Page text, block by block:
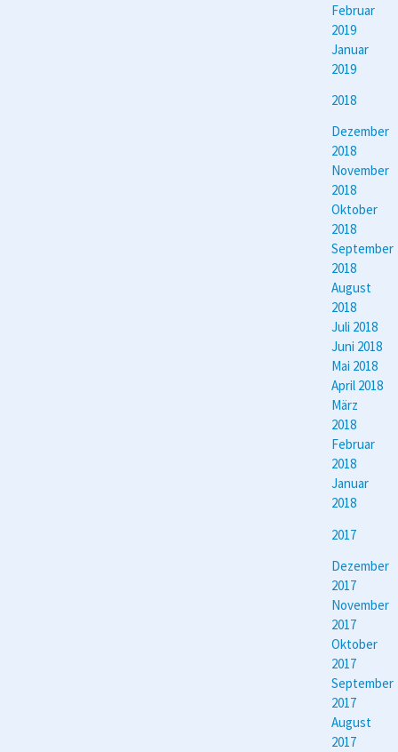
Februar
2019
Januar
2019
2018
Dezember
2018
November
2018
Oktober
2018
September
2018
August
2018
Juli 2018
Juni 2018
Mai 2018
April 2018
März
2018
Februar
2018
Januar
2018
2017
Dezember
2017
November
2017
Oktober
2017
September
2017
August
2017